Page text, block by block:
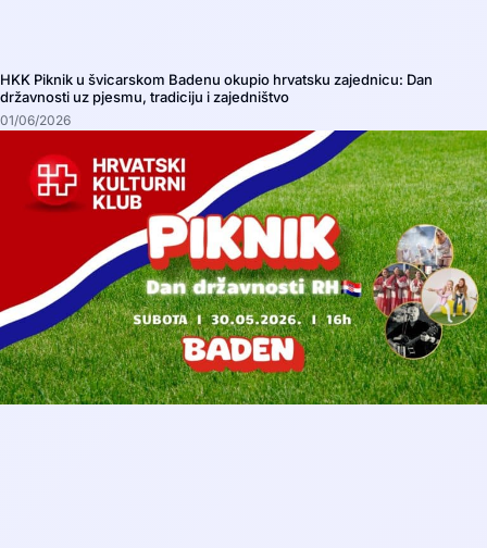
HKK Piknik u švicarskom Badenu okupio hrvatsku zajednicu: Dan
državnosti uz pjesmu, tradiciju i zajedništvo
01/06/2026